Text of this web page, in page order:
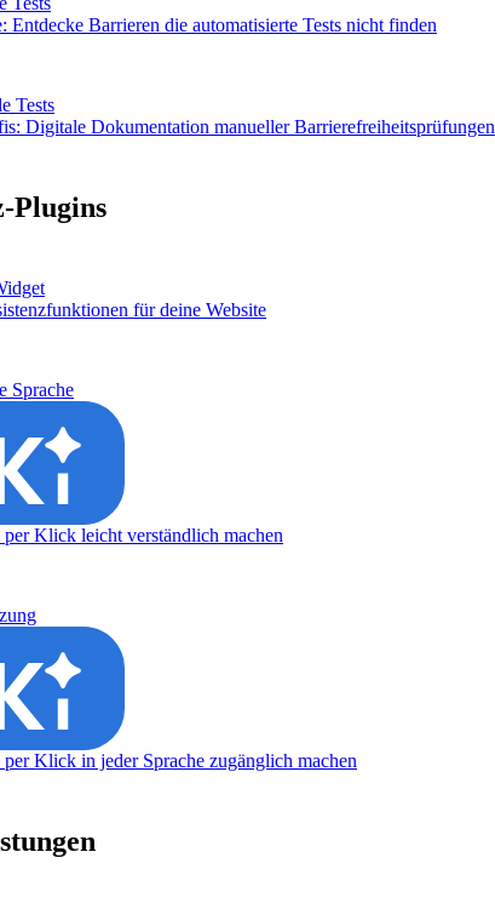
Entdecke Barrieren die automatisierte Tests nicht finden
Tests
Digitale Dokumentation manueller Barrierefreiheitsprüfungen
Plugins
für deine Website
Sprache
per Klick leicht verständlich machen
per Klick in jeder Sprache zugänglich machen